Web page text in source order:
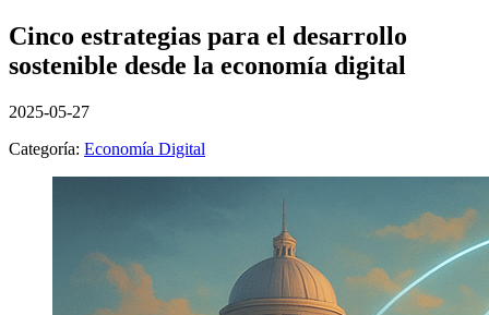
Cinco estrategias para el desarrollo
sostenible desde la economía digital
2025-05-27
Categoría: Economía Digital